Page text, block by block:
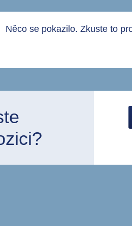
Něco se pokazilo. Zkuste to